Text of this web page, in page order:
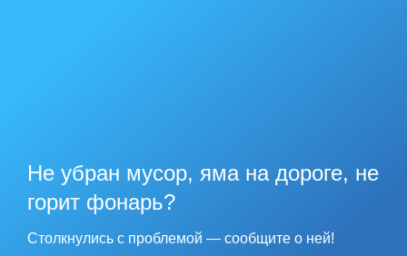
Не убран мусор, яма на дороге, не
горит фонарь?
Столкнулись с проблемой — сообщите о ней!